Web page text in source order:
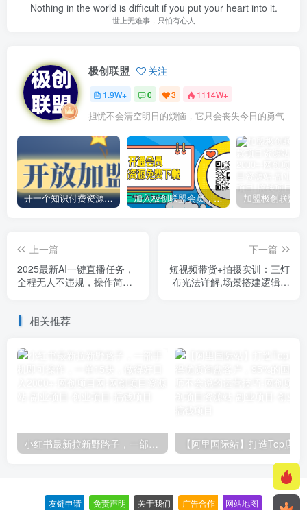
Nothing in the world is difficult if you put your heart into it.
世上无难事，只怕有心人
极创联盟 关注
1.9W+ 0 3 1114W+
担忧不会清空明日的烦恼，它只会丧失今日的勇气
开一个知识付费资源网站，小白也能日入1000+ 加入极创联盟会员，全站资源免费学习。
上一篇
2025最新AI一键直播任务，
全程无人不违规，操作简
下一篇
短视频带货+拍摄实训：三灯
布光法详解,场景搭建逻辑拆
相关推荐
友链申请 免责声明 关于我们 广告合作 网站地图